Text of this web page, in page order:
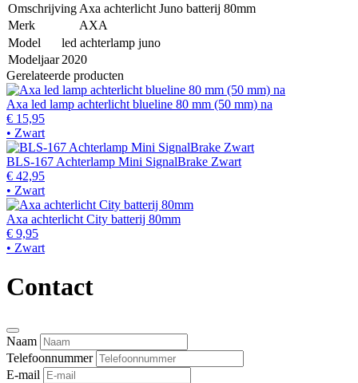
Omschrijving Axa achterlicht Juno batterij 80mm
Merk
AXA
Model
led achterlamp juno
Modeljaar 2020
Gerelateerde producten
Axa led lamp achterlicht blueline 80 mm (50 mm) na
€ 15,95
• Zwart
BLS-167 Achterlamp Mini SignalBrake Zwart
€ 42,95
• Zwart
Axa achterlicht City batterij 80mm
€ 9,95
• Zwart
Contact
Naam
Telefoonnummer
E-mail